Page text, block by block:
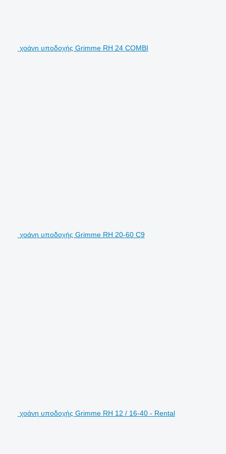
χοάνη υποδοχής Grimme RH 24 COMBI
χοάνη υποδοχής Grimme RH 20-60 C9
χοάνη υποδοχής Grimme RH 12 / 16-40 - Rental